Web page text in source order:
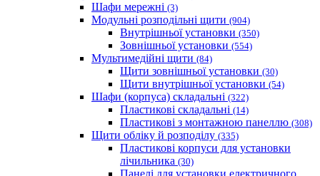
Шафи мережні (3)
Модульні розподільні щити (904)
Внутрішньої установки (350)
Зовнішньої установки (554)
Мультимедійні щити (84)
Щити зовнішньої установки (30)
Щити внутрішньої установки (54)
Шафи (корпуса) складальні (322)
Пластикові складальні (14)
Пластикові з монтажною панеллю (308)
Щити обліку й розподілу (335)
Пластикові корпуси для установки
лічильника (30)